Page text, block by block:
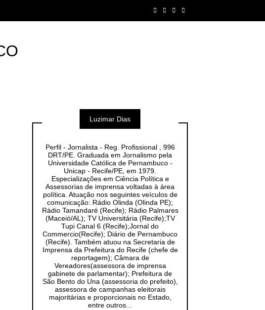
Luzimar Dias
Perfil - Jornalista - Reg. Profissional , 996
DRT/PE. Graduada em Jornalismo pela
Universidade Católica de Pernambuco -
Unicap - Recife/PE, em 1979.
Especializações em Ciência Política e
Assessorias de imprensa voltadas à área
política. Atuação nos seguintes veículos de
comunicação: Rádio Olinda (Olinda PE);
Rádio Tamandaré (Recife); Rádio Palmares
(Maceió/AL); TV Universitária (Recife);TV
Tupi Canal 6 (Recife);Jornal do
Commercio(Recife); Diário de Pernambuco
(Recife). Também atuou na Secretaria de
Imprensa da Prefeitura do Recife (chefe de
reportagem); Câmara de
Vereadores(assessora de imprensa
gabinete de parlamentar); Prefeitura de
São Bento do Una (assessoria do prefeito),
assessora de campanhas eleitorais
majoritárias e proporcionais no Estado,
entre outros...